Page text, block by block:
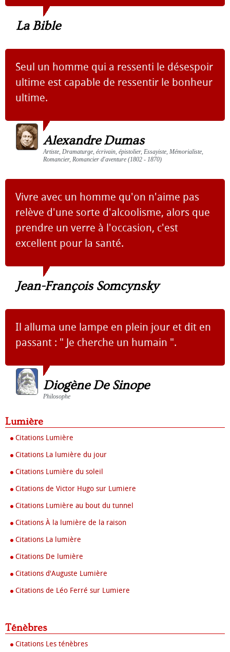
La Bible
Seul un homme qui a ressenti le désespoir
ultime est capable de ressentir le bonheur
ultime.
Alexandre Dumas
Artiste, Dramaturge, écrivain, épistolier, Essayiste, Mémorialiste,
Romancier, Romancier d'aventure (1802 - 1870)
Vivre avec un homme qu'on n'aime pas
relève d'une sorte d'alcoolisme, alors que
prendre un verre à l'occasion, c'est
excellent pour la santé.
Jean-François Somcynsky
Il alluma une lampe en plein jour et dit en
passant : " Je cherche un humain ".
Diogène De Sinope
Philosophe
Lumière
Citations Lumière
Citations La lumière du jour
Citations Lumière du soleil
Citations de Victor Hugo sur Lumiere
Citations Lumière au bout du tunnel
Citations À la lumière de la raison
Citations La lumière
Citations De lumière
Citations d'Auguste Lumière
Citations de Léo Ferré sur Lumiere
Ténèbres
Citations Les ténèbres